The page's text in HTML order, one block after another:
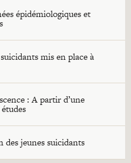
épidémiologiques et
mis en place à
: A partir d’une
des jeunes suicidants